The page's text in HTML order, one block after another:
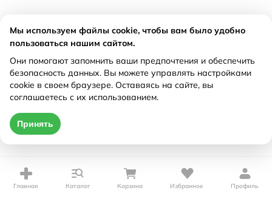
Главная Каталог Корзина Избранное Профиль
Мы используем файлы cookie, чтобы вам было удобно
пользоваться нашим сайтом.
Они помогают запомнить ваши предпочтения и обеспечить
безопасность данных. Вы можете управлять настройками
cookie в своем браузере. Оставаясь на сайте, вы
соглашаетесь с их использованием.
Принять